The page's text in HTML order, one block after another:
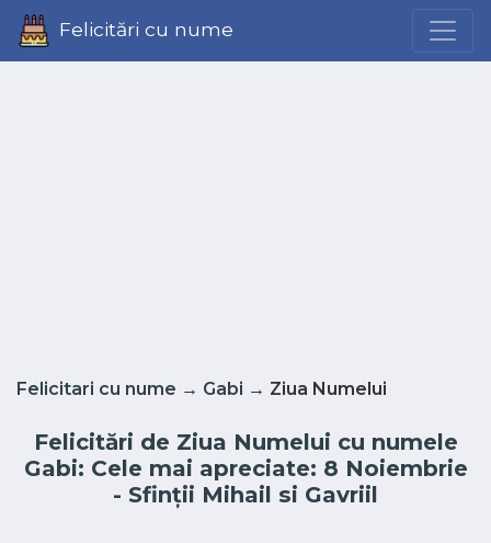
Felicitări cu nume
Felicitari cu nume → Gabi → Ziua Numelui
Felicitări de Ziua Numelui cu numele
Gabi: Cele mai apreciate: 8 Noiembrie
- Sfinții Mihail si Gavriil